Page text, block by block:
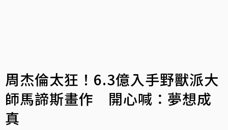
周杰倫太狂！6.3億入手野獸派大
師馬諦斯畫作 開心喊：夢想成
真